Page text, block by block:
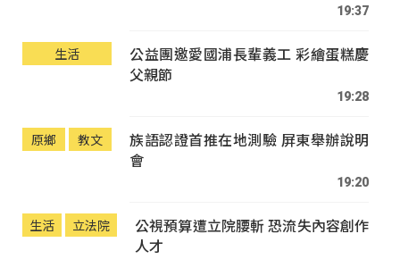
19:37
生活
公益團邀愛國浦長輩義工 彩繪蛋糕慶
父親節
19:28
原鄉 教文
族語認證首推在地測驗 屏東舉辦說明
會
19:20
生活 立法院
公視預算遭立院腰斬 恐流失內容創作
人才